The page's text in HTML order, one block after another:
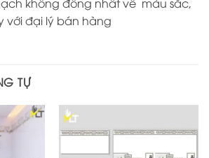
với đại lý bán hàng
TỰ